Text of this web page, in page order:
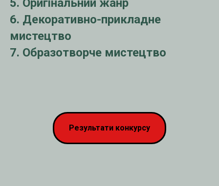
5. Оригінальний жанр
6. Декоративно-прикладне
мистецтво
7. Образотворче мистецтво
Результати конкурсу